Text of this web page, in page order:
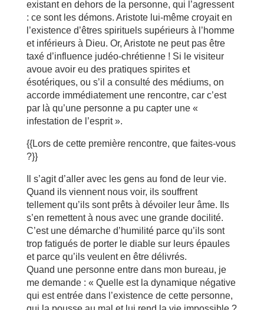
existant en dehors de la personne, qui l’agressent
: ce sont les démons. Aristote lui-même croyait en
l’existence d’êtres spirituels supérieurs à l’homme
et inférieurs à Dieu. Or, Aristote ne peut pas être
taxé d’influence judéo-chrétienne ! Si le visiteur
avoue avoir eu des pratiques spirites et
ésotériques, ou s’il a consulté des médiums, on
accorde immédiatement une rencontre, car c’est
par là qu’une personne a pu capter une «
infestation de l’esprit ».
{{Lors de cette première rencontre, que faites-vous
?}}
Il s’agit d’aller avec les gens au fond de leur vie.
Quand ils viennent nous voir, ils souffrent
tellement qu’ils sont prêts à dévoiler leur âme. Ils
s’en remettent à nous avec une grande docilité.
C’est une démarche d’humilité parce qu’ils sont
trop fatigués de porter le diable sur leurs épaules
et parce qu’ils veulent en être délivrés.
Quand une personne entre dans mon bureau, je
me demande : « Quelle est la dynamique négative
qui est entrée dans l’existence de cette personne,